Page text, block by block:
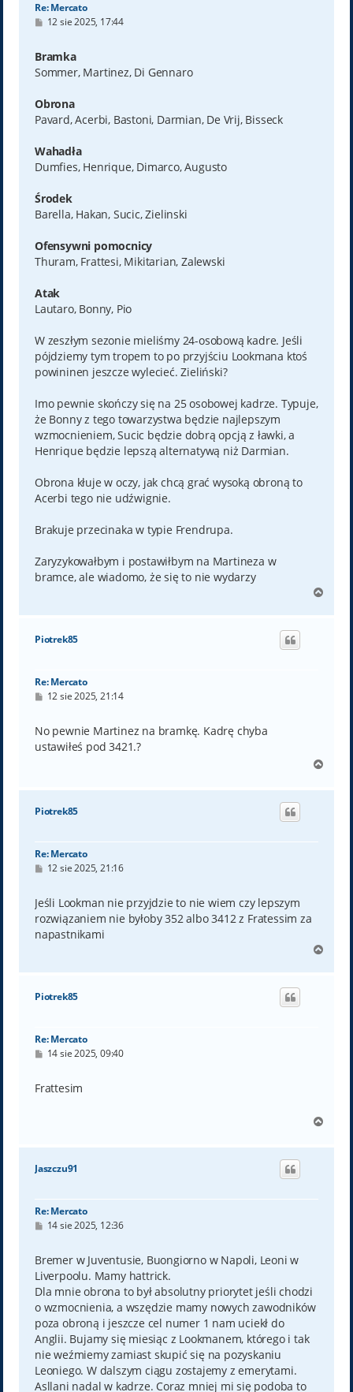
Re: Mercato
P
t
12 sie 2025, 17:44
Bramka
Sommer, Martinez, Di Gennaro
Obrona
Pavard, Acerbi, Bastoni, Darmian, De Vrij, Bisseck
Wahadła
Dumfies, Henrique, Dimarco, Augusto
Środek
Barella, Hakan, Sucic, Zielinski
Ofensywni pomocnicy
Thuram, Frattesi, Mikitarian, Zalewski
Atak
Lautaro, Bonny, Pio
W zeszłym sezonie mieliśmy 24-osobową kadre. Jeśli
pójdziemy tym tropem to po przyjściu Lookmana ktoś
powininen jeszcze wylecieć. Zieliński?
Imo pewnie skończy się na 25 osobowej kadrze. Typuje,
że Bonny z tego towarzystwa będzie najlepszym
wzmocnieniem, Sucic będzie dobrą opcją z ławki, a
Henrique będzie lepszą alternatywą niż Darmian.
Obrona kłuje w oczy, jak chcą grać wysoką obroną to
Acerbi tego nie udźwignie.
Brakuje przecinaka w typie Frendrupa.
Zaryzykowałbym i postawiłbym na Martineza w
bramce, ale wiadomo, że się to nie wydarzy
g
Piotrek85
Re: Mercato
P
t
12 sie 2025, 21:14
No pewnie Martinez na bramkę. Kadrę chyba
ustawiłeś pod 3421.?
g
Piotrek85
Re: Mercato
P
t
12 sie 2025, 21:16
Jeśli Lookman nie przyjdzie to nie wiem czy lepszym
rozwiązaniem nie byłoby 352 albo 3412 z Fratessim za
napastnikami
g
Piotrek85
Re: Mercato
P
t
14 sie 2025, 09:40
Frattesim
g
Jaszczu91
Re: Mercato
P
t
14 sie 2025, 12:36
Bremer w Juventusie, Buongiorno w Napoli, Leoni w
Liverpoolu. Mamy hattrick.
Dla mnie obrona to był absolutny priorytet jeśli chodzi
o wzmocnienia, a wszędzie mamy nowych zawodników
poza obroną i jeszcze cel numer 1 nam uciekł do
Anglii. Bujamy się miesiąc z Lookmanem, którego i tak
nie weźmiemy zamiast skupić się na pozyskaniu
Leoniego. W dalszym ciągu zostajemy z emerytami.
Asllani nadal w kadrze. Coraz mniej mi się podoba to